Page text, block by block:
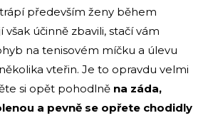
především ženy během
však účinně zbavili, stačí vám
na tenisovém míčku a úlevu
vteřin. Je to opravdu velmi
si opět pohodlně na záda,
a pevně se opřete chodidly